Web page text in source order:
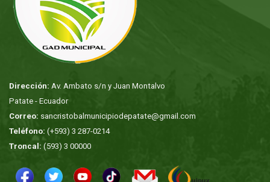
Dirección: Av. Ambato s/n y Juan Montalvo
Patate - Ecuador
Correo: sancristobalmunicipiodepatate@gmail.com
Teléfono: (+593) 3 287-0214
Troncal: (593) 3 00000